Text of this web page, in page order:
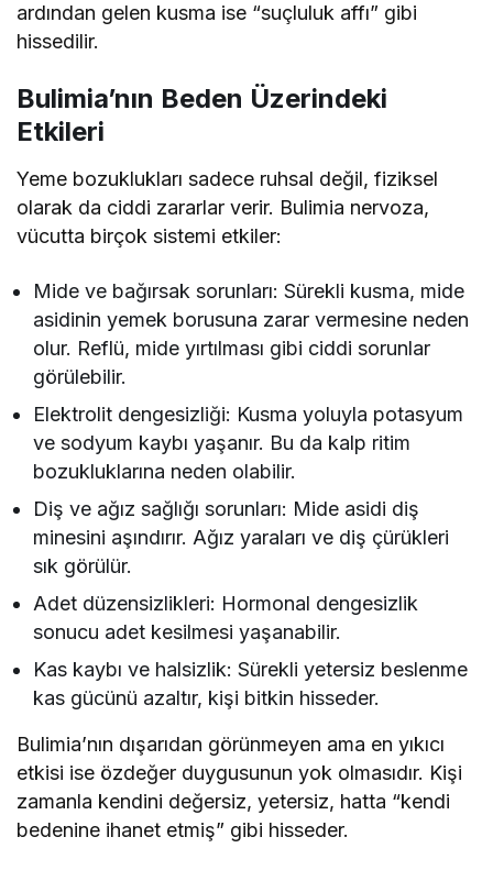
ardından gelen kusma ise “suçluluk affı” gibi
hissedilir.
Bulimia’nın Beden Üzerindeki
Etkileri
Yeme bozuklukları sadece ruhsal değil, fiziksel
olarak da ciddi zararlar verir. Bulimia nervoza,
vücutta birçok sistemi etkiler:
Mide ve bağırsak sorunları: Sürekli kusma, mide
asidinin yemek borusuna zarar vermesine neden
olur. Reflü, mide yırtılması gibi ciddi sorunlar
görülebilir.
Elektrolit dengesizliği: Kusma yoluyla potasyum
ve sodyum kaybı yaşanır. Bu da kalp ritim
bozukluklarına neden olabilir.
Diş ve ağız sağlığı sorunları: Mide asidi diş
minesini aşındırır. Ağız yaraları ve diş çürükleri
sık görülür.
Adet düzensizlikleri: Hormonal dengesizlik
sonucu adet kesilmesi yaşanabilir.
Kas kaybı ve halsizlik: Sürekli yetersiz beslenme
kas gücünü azaltır, kişi bitkin hisseder.
Bulimia’nın dışarıdan görünmeyen ama en yıkıcı
etkisi ise özdeğer duygusunun yok olmasıdır. Kişi
zamanla kendini değersiz, yetersiz, hatta “kendi
bedenine ihanet etmiş” gibi hisseder.